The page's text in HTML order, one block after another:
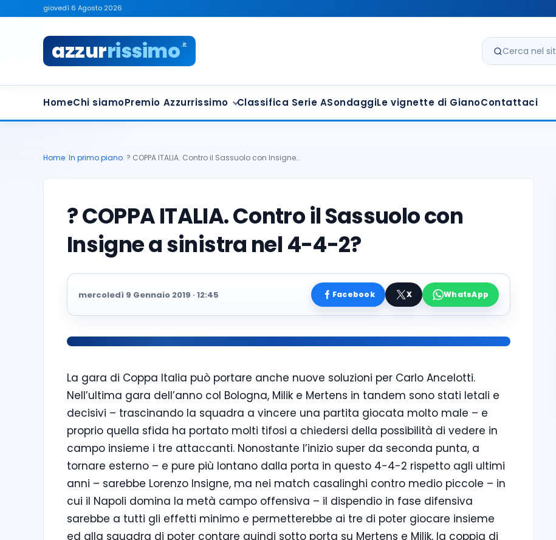
giovedì 6 Agosto 2026
azzurrissimo.it
Cerca nel sito
HomeChi siamoPremio Azzurrissimo Classifica Serie ASondaggiLe vignette di GianoContattaci
Home In primo piano ? COPPA ITALIA. Contro il Sassuolo con Insigne…
? COPPA ITALIA. Contro il Sassuolo con
Insigne a sinistra nel 4-4-2?
mercoledì 9 Gennaio 2019 · 12:45 Facebook X WhatsApp
La gara di Coppa Italia può portare anche nuove soluzioni per Carlo Ancelotti.
Nell’ultima gara dell’anno col Bologna, Milik e Mertens in tandem sono stati letali e
decisivi – trascinando la squadra a vincere una partita giocata molto male – e
proprio quella sfida ha portato molti tifosi a chiedersi della possibilità di vedere in
campo insieme i tre attaccanti. Nonostante l’inizio super da seconda punta, a
tornare esterno – e pure più lontano dalla porta in questo 4-4-2 rispetto agli ultimi
anni – sarebbe Lorenzo Insigne, ma nei match casalinghi contro medio piccole – in
cui il Napoli domina la metà campo offensiva – il dispendio in fase difensiva
sarebbe a tutti gli effetti minimo e permetterebbe ai tre di poter giocare insieme
ed alla squadra di poter contare quindi sotto porta su Mertens e Milik, la coppia di